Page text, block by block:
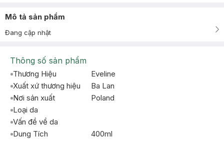
Mô tả sản phẩm
Đang cập nhật
Thông số sản phẩm
Thương Hiệu
Eveline
Xuất xứ thương hiệu
Ba Lan
Nơi sản xuất
Poland
Loại da
Vấn đề về da
Dung Tích
400ml